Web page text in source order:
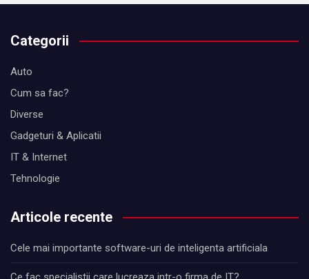
Categorii
Auto
Cum sa fac?
Diverse
Gadgeturi & Aplicatii
IT & Internet
Tehnologie
Articole recente
Cele mai importante software-uri de inteligenta artificiala